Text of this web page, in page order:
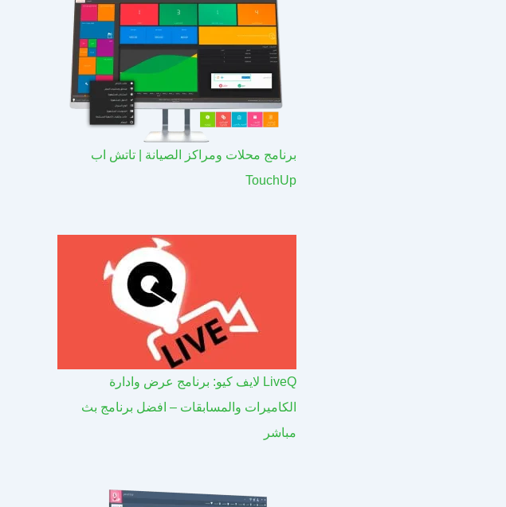
برنامج محلات ومراكز الصيانة | تاتش اب
TouchUp
LiveQ لايف كيو: برنامج عرض وادارة
الكاميرات والمسابقات – افضل برنامج بث
مباشر